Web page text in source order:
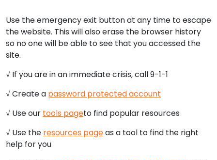
Use the emergency exit button at any time to escape
the website. This will also erase the browser history
so no one will be able to see that you accessed the
site.
√ If you are in an immediate crisis, call 9-1-1
√ Create a password protected account
√ Use our tools pageto find popular resources
√ Use the resources pageas a tool to find the right
help for you